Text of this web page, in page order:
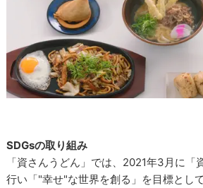
SDGsの取り組み
「資さんうどん」では、2021年3月に「
行い「"幸せ"な世界を創る」を目標とし